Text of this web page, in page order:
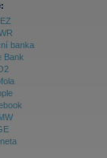
banka
Bank